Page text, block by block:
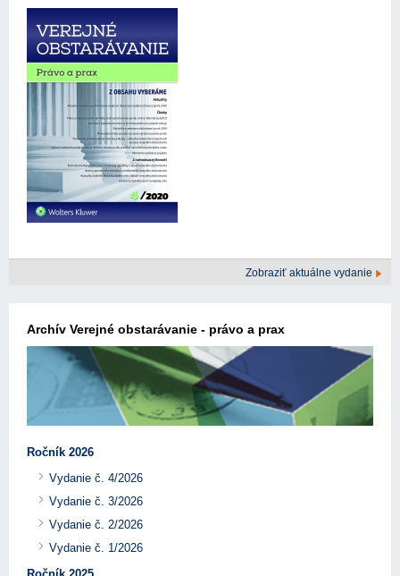
Zobraziť aktuálne vydanie
Archív Verejné obstarávanie - právo a prax
Ročník 2026
Vydanie č. 4/2026
Vydanie č. 3/2026
Vydanie č. 2/2026
Vydanie č. 1/2026